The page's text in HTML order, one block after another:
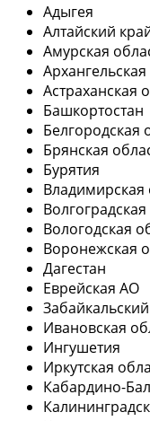
Адыгея
Алтайский
Амурская
Астраханская
Башкортостан
Белгородская
Брянская
Бурятия
Владимирская
Вологодская
Воронежская
Дагестан
Еврейская АО
Ивановская
Ингушетия
Иркутская
Кабардино-